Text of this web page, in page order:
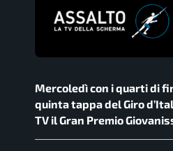
Mercoledì con i quarti di
quinta tappa del Giro
TV il Gran Premio